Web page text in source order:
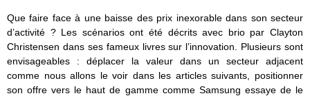
Que faire face à une baisse des prix inexorable dans son secteur
d’activité ? Les scénarios ont été décrits avec brio par Clayton
Christensen dans ses fameux livres sur l’innovation. Plusieurs sont
envisageables : déplacer la valeur dans un secteur adjacent
comme nous allons le voir dans les articles suivants, positionner
son offre vers le haut de gamme comme Samsung essaye de le